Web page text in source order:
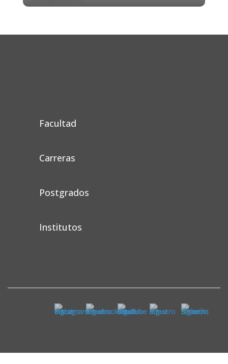
Facultad
Carreras
Postgrados
Institutos